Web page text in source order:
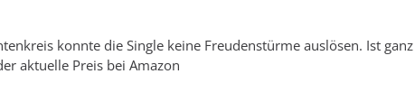
konnte die Single keine Freudenstürme auslösen. Ist
aktuelle Preis bei Amazon